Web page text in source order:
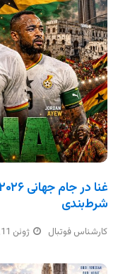
شرط‌بندی
کارشناس فوتبال ژوئن 11, 2026